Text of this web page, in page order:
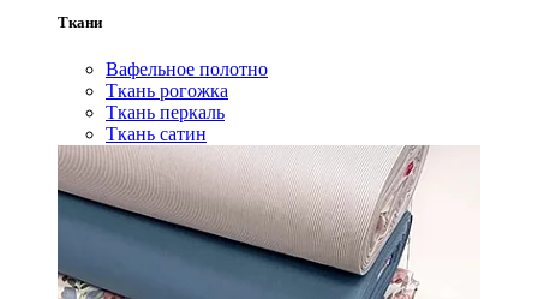
Ткани
Вафельное полотно
Ткань рогожка
Ткань перкаль
Ткань сатин